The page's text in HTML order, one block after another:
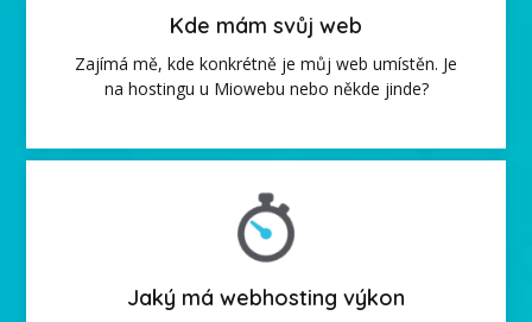
Kde mám svůj web
Zajímá mě, kde konkrétně je můj web umístěn. Je
na hostingu u Miowebu nebo někde jinde?
Jaký má webhosting výkon